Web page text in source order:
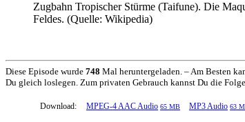
Zugbahn Tropischer Stürme (Taifune). Die
Feldes. (Quelle: Wikipedia)
Diese Episode wurde 748 Mal heruntergeladen. – Am Besten
Du gleich loslegen. Zum privaten Gebrauch kannst Du die
Download: MPEG-4 AAC Audio 65 MB MP3 Audio 63